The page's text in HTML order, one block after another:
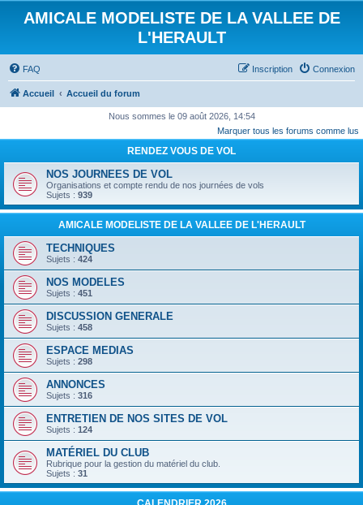
AMICALE MODELISTE DE LA VALLEE DE
L'HERAULT
FAQ Connexion
Inscription
Accueil Accueil du forum
Nous sommes le 09 août 2026, 14:54
Marquer tous les forums comme lus
RENDEZ VOUS DE VOL
NOS JOURNEES DE VOL
Organisations et compte rendu de nos journées de vols
Sujets : 939
AMICALE MODELISTE DE LA VALLEE DE L'HERAULT
TECHNIQUES
Sujets : 424
NOS MODELES
Sujets : 451
DISCUSSION GENERALE
Sujets : 458
ESPACE MEDIAS
Sujets : 298
ANNONCES
Sujets : 316
ENTRETIEN DE NOS SITES DE VOL
Sujets : 124
MATÉRIEL DU CLUB
Rubrique pour la gestion du matériel du club.
Sujets : 31